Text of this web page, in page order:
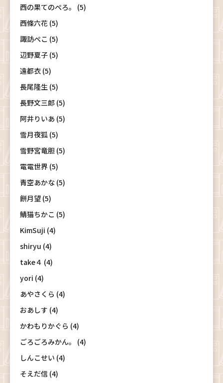
西の果てのぺろ。 (5)
西條六花 (5)
諏訪ぺこ (5)
辺野夏子 (5)
遠都衣 (5)
長尾隆生 (5)
長野文三郎 (5)
阿井りいあ (5)
雪月夜狐 (5)
雪野宮竜胆 (5)
電電世界 (5)
青空あかな (5)
餅月望 (5)
鯖猫ちかこ (5)
KimSuji (4)
shiryu (4)
take４ (4)
yori (4)
あやさくら (4)
おあしす (4)
かわもりかぐら (4)
ごろごろみかん。 (4)
しんこせい (4)
そえだ信 (4)